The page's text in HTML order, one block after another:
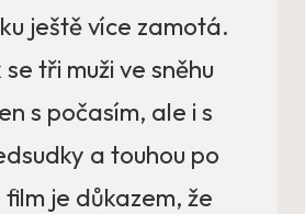
ještě více zamotá.
tři muži ve sněhu
s počasím, ale i s
a touhou po
je důkazem, že